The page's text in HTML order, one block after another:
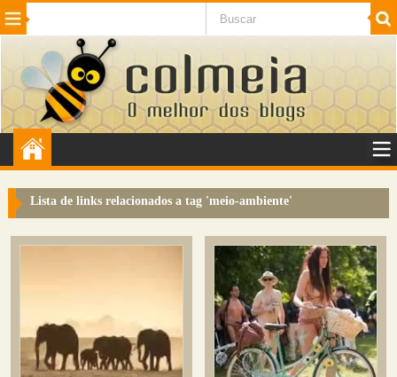
Beleza Cinema e TV
Internet Jogos NotÃ­cias SaÃºde
VeÃ­culos Adulto
Sugerir Link
Sobre
Contato
Lista de links relacionados a tag 'meio-ambiente'